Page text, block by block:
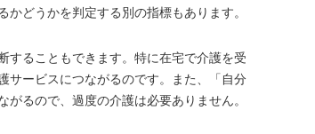
どうかを判定する別の指標もあります。
することもできます。特に在宅で介護を受
サービスにつながるのです。また、「自分
るので、過度の介護は必要ありません。